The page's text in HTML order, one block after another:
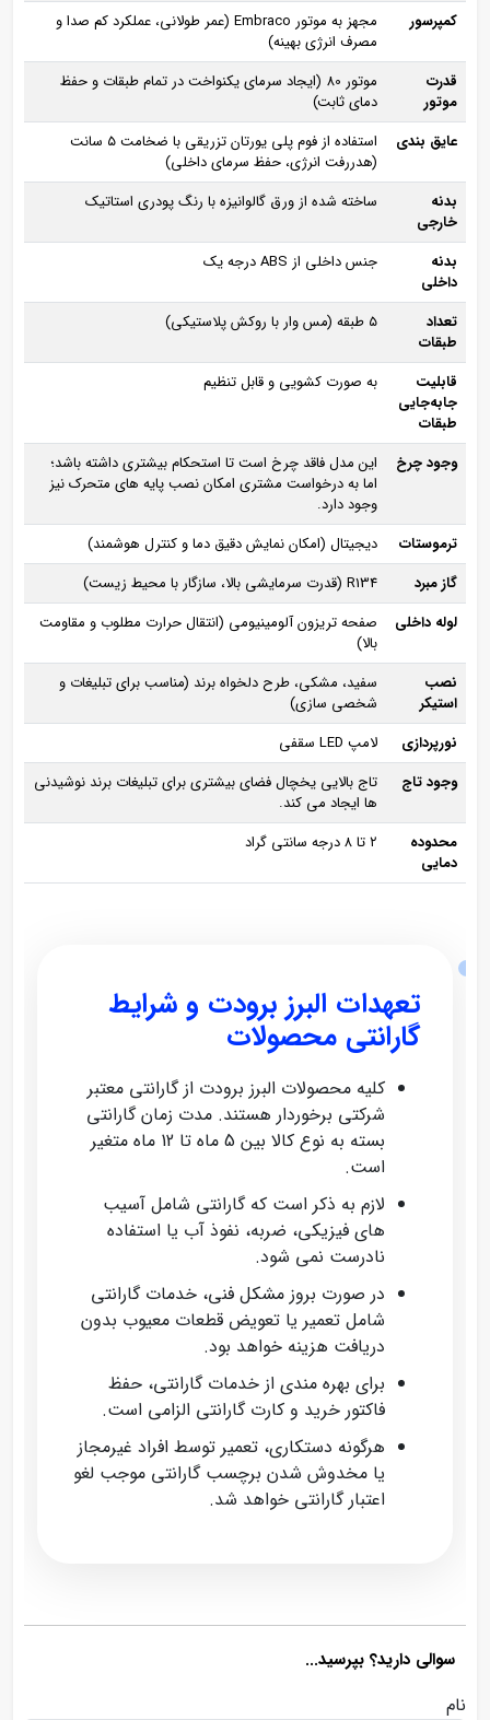
کمپرسور
مجهز به موتور Embraco (عمر طولانی، عملکرد کم‌ صدا و
مصرف انرژی بهینه)
قدرت
موتور
موتور 80 (ایجاد سرمای یکنواخت در تمام طبقات و حفظ
دمای ثابت)
عایق‌ بندی
استفاده از فوم پلی‌ یورتان تزریقی با ضخامت ۵ سانت
(هدررفت انرژی، حفظ سرمای داخلی)
بدنه
خارجی
ساخته‌ شده از ورق گالوانیزه با رنگ پودری استاتیک
بدنه
داخلی
جنس داخلی از ABS درجه یک
تعداد
طبقات
۵ طبقه (مس‌ وار با روکش پلاستیکی)
قابلیت
جابه‌جایی
طبقات
به‌ صورت کشویی و قابل تنظیم
وجود چرخ
این مدل فاقد چرخ است تا استحکام بیشتری داشته باشد؛
اما به‌ درخواست مشتری امکان نصب پایه‌ های متحرک نیز
وجود دارد.
ترموستات
دیجیتال (امکان نمایش دقیق دما و کنترل هوشمند)
گاز مبرد
R134 (قدرت سرمایشی بالا، سازگار با محیط ‌زیست)
لوله داخلی
صفحه تریزون آلومینیومی (انتقال حرارت مطلوب و مقاومت
بالا)
نصب
استیکر
سفید، مشکی، طرح دلخواه برند (مناسب برای تبلیغات و
شخصی‌ سازی)
نورپردازی
لامپ LED سقفی
وجود تاج
تاج بالایی یخچال فضای بیشتری برای تبلیغات برند نوشیدنی‌
ها ایجاد می‌ کند.
محدوده
دمایی
۲ تا ۸ درجه سانتی‌ گراد
تعهدات البرز برودت و شرایط
گارانتی محصولات
کلیه محصولات البرز برودت از گارانتی معتبر
شرکتی برخوردار هستند. مدت زمان گارانتی
بسته به نوع کالا بین 5 ماه تا 12 ماه متغیر
است.
لازم به ذکر است که گارانتی شامل آسیب‌
های فیزیکی، ضربه، نفوذ آب یا استفاده
نادرست نمی‌ شود.
در صورت بروز مشکل فنی، خدمات گارانتی
شامل تعمیر یا تعویض قطعات معیوب بدون
دریافت هزینه خواهد بود.
برای بهره‌ مندی از خدمات گارانتی، حفظ
فاکتور خرید و کارت گارانتی الزامی است.
هرگونه دستکاری، تعمیر توسط افراد غیرمجاز
یا مخدوش شدن برچسب گارانتی موجب لغو
اعتبار گارانتی خواهد شد.
سوالی دارید؟ بپرسید...
نام